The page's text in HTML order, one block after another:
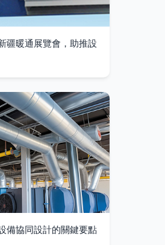
疆暖通展覽會，助推設
備協同設計的關鍵要點